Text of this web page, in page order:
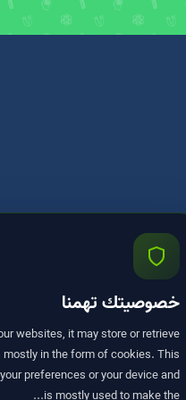
خصوصيتك تهمنا
websites, it may store or retrieve
in the form of cookies. This
preferences or your device and
is mostly used to make the...